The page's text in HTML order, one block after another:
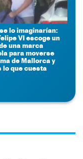
lo imaginarían:
VI escoge un
una marca
para moverse
de Mallorca y
lo que cuesta